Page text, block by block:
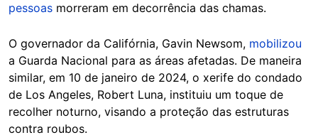
pessoas morreram em decorrência das chamas.
O governador da Califórnia, Gavin Newsom, mobilizou
a Guarda Nacional para as áreas afetadas. De maneira
similar, em 10 de janeiro de 2024, o xerife do condado
de Los Angeles, Robert Luna, instituiu um toque de
recolher noturno, visando a proteção das estruturas
contra roubos.